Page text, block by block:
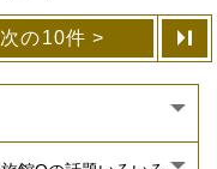
次の10件